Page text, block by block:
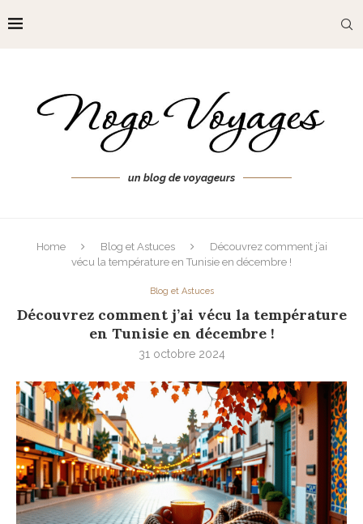
un blog de voyageurs
Home Blog et Astuces
Découvrez comment j’ai
vécu la température en Tunisie en décembre !
Blog et Astuces
Découvrez comment j’ai vécu la température
en Tunisie en décembre !
31 octobre 2024